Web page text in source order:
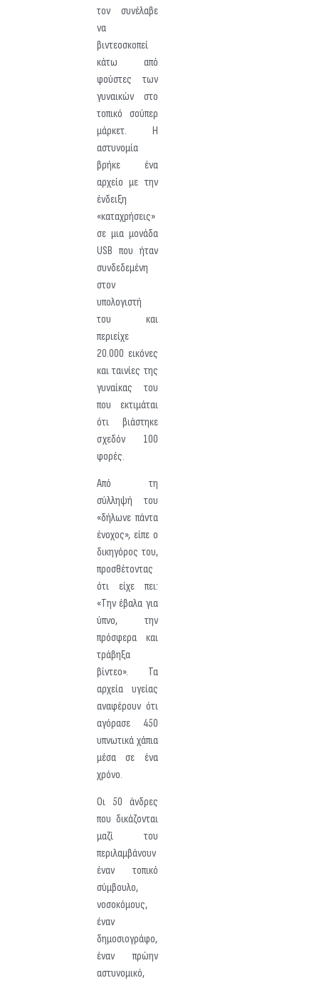
τον συνέλαβε
να
βιντεοσκοπεί
κάτω από
φούστες των
γυναικών στο
τοπικό σούπερ
μάρκετ. Η
αστυνομία
βρήκε ένα
αρχείο με την
ένδειξη
«καταχρήσεις»
σε μια μονάδα
USB που ήταν
συνδεδεμένη
στον
υπολογιστή
του και
περιείχε
20.000 εικόνες
και ταινίες της
γυναίκας του
που εκτιμάται
ότι βιάστηκε
σχεδόν 100
φορές.
Από τη
σύλληψή του
«δήλωνε πάντα
ένοχος», είπε ο
δικηγόρος του,
προσθέτοντας
ότι είχε πει:
«Την έβαλα για
ύπνο, την
πρόσφερα και
τράβηξα
βίντεο». Τα
αρχεία υγείας
αναφέρουν ότι
αγόρασε 450
υπνωτικά χάπια
μέσα σε ένα
χρόνο.
Οι 50 άνδρες
που δικάζονται
μαζί του
περιλαμβάνουν
έναν τοπικό
σύμβουλο,
νοσοκόμους,
έναν
δημοσιογράφο,
έναν πρώην
αστυνομικό,